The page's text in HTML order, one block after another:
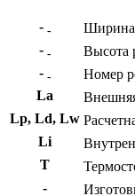
- - Ширина
- - Высота
- - Номер
La
Lp, Ld, Lw
Li
Т
-